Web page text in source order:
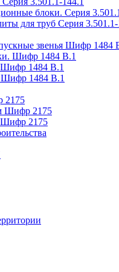
блоки. Серия
для труб Серия 3.501.1-
звенья Шифр 1484
Шифр 1484 В.1
Шифр 1484 В.1
Шифр 1484 В.1
2175
Шифр 2175
Шифр 2175